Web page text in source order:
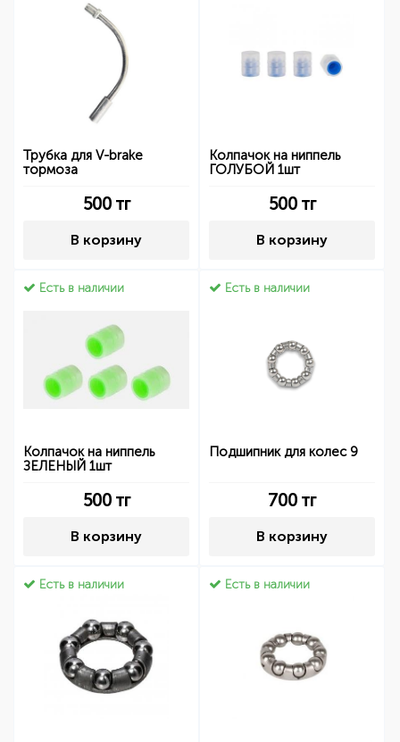
Трубка для V-brake
тормоза
500тг
В корзину
Колпачок на ниппель
ГОЛУБОЙ 1шт
500тг
В корзину
Есть в наличии
Колпачок на ниппель
ЗЕЛЕНЫЙ 1шт
500тг
В корзину
Есть в наличии
Подшипник для колес 9
700 тг
В корзину
Есть в наличии Есть в наличии